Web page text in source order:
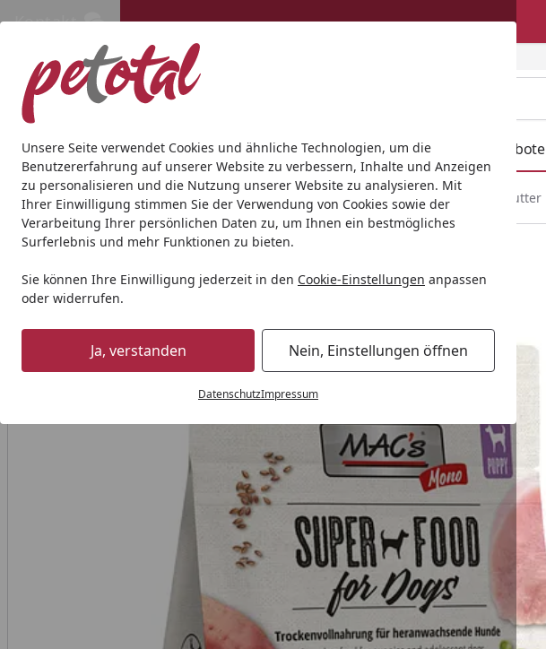
Unsere Seite verwendet Cookies und ähnliche Technologien, um die
Benutzererfahrung auf unserer Website zu verbessern, Inhalte und Anzeigen
zu personalisieren und die Nutzung unserer Website zu analysieren. Mit
Ihrer Einwilligung stimmen Sie der Verwendung von Cookies sowie der
Verarbeitung Ihrer persönlichen Daten zu, um Ihnen ein bestmögliches
Surferlebnis und mehr Funktionen zu bieten.
Sie können Ihre Einwilligung jederzeit in den Cookie-Einstellungen anpassen
oder widerrufen.
Ja, verstanden Nein, Einstellungen öffnen
DatenschutzImpressum
Kontakt
Hund Katze Aquaristik Teich Andere Tierarten Geschenkideen Angebote
Startseite
Hund Hundetrockenfutter MAC's MAC's Dog Mono Puppy Hundetrockenfutter